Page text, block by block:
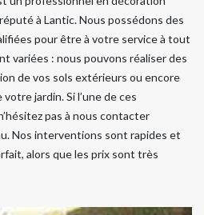
à Lantic. Nous possédons des
pour être à votre service à tout
variées : nous pouvons réaliser des
de vos sols extérieurs ou encore
jardin. Si l’une de ces
pas à nous contacter
Nos interventions sont rapides et
alors que les prix sont très